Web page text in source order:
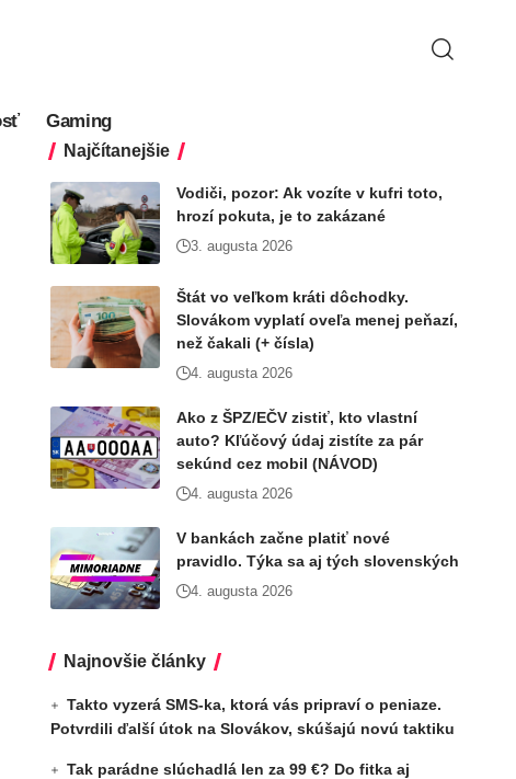
Gaming
Najčítanejšie
Vodiči, pozor: Ak vozíte v kufri toto,
hrozí pokuta, je to zakázané
3. augusta 2026
Štát vo veľkom kráti dôchodky.
Slovákom vyplatí oveľa menej peňazí,
než čakali (+ čísla)
4. augusta 2026
Ako z ŠPZ/EČV zistiť, kto vlastní
auto? Kľúčový údaj zistíte za pár
sekúnd cez mobil (NÁVOD)
4. augusta 2026
V bankách začne platiť nové
pravidlo. Týka sa aj tých slovenských
4. augusta 2026
Najnovšie články
Takto vyzerá SMS-ka, ktorá vás pripraví o peniaze.
Potvrdili ďalší útok na Slovákov, skúšajú novú taktiku
Tak parádne slúchadlá len za 99 €? Do fitka aj